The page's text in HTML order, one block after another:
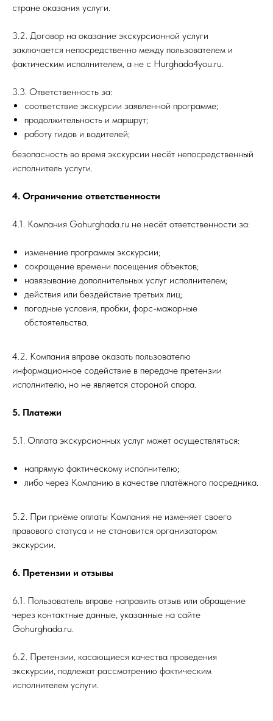
стране оказания услуги.
3.2. Договор на оказание экскурсионной услуги
заключается непосредственно между пользователем и
фактическим исполнителем, а не с Hurghada4you.ru.
3.3. Ответственность за:
соответствие экскурсии заявленной программе;
продолжительность и маршрут;
работу гидов и водителей;
безопасность во время экскурсии несёт непосредственный
исполнитель услуги.
4. Ограничение ответственности
4.1. Компания Gohurghada.ru не несёт ответственности за:
изменение программы экскурсии;
сокращение времени посещения объектов;
навязывание дополнительных услуг исполнителем;
действия или бездействие третьих лиц;
погодные условия, пробки, форс-мажорные
обстоятельства.
4.2. Компания вправе оказать пользователю
информационное содействие в передаче претензии
исполнителю, но не является стороной спора.
5. Платежи
5.1. Оплата экскурсионных услуг может осуществляться:
напрямую фактическому исполнителю;
либо через Компанию в качестве платёжного посредника.
5.2. При приёме оплаты Компания не изменяет своего
правового статуса и не становится организатором
экскурсии.
6. Претензии и отзывы
6.1. Пользователь вправе направить отзыв или обращение
через контактные данные, указанные на сайте
Gohurghada.ru.
6.2. Претензии, касающиеся качества проведения
экскурсии, подлежат рассмотрению фактическим
исполнителем услуги.